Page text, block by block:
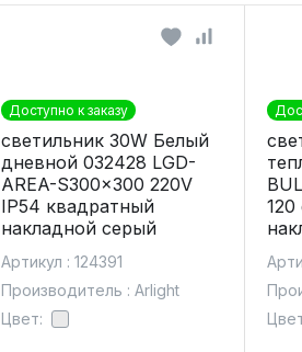
Доступно к заказу
светильник 30W Белый
дневной 032428 LGD-
AREA-S300x300 220V
IP54 квадратный
накладной серый
Артикул : 124391
Производитель : Arlight
Цвет:
120